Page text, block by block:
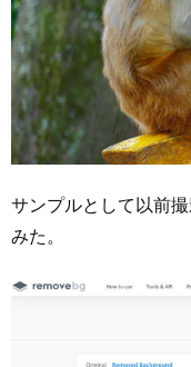
サンプルとして以前
みた。